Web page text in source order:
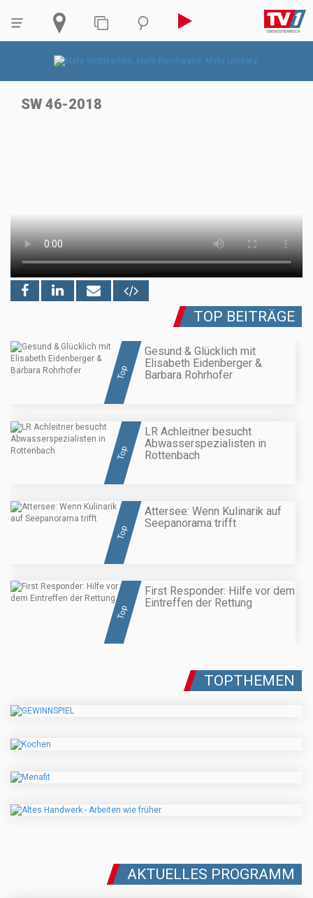
SW 46-2018
TOP BEITRÄGE
Top
Gesund & Glücklich mit
Elisabeth Eidenberger &
Barbara Rohrhofer
Top
LR Achleitner besucht
Abwasserspezialisten in
Rottenbach
Top
Attersee: Wenn Kulinarik auf
Seepanorama trifft
Top
First Responder: Hilfe vor dem
Eintreffen der Rettung
TOPTHEMEN
AKTUELLES PROGRAMM